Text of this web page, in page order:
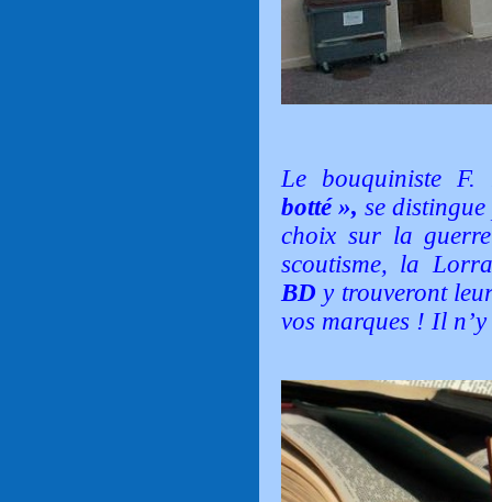
Le bouquiniste
botté », se
choix sur la
scoutisme, la
BD y trouveront
vos marques ! Il